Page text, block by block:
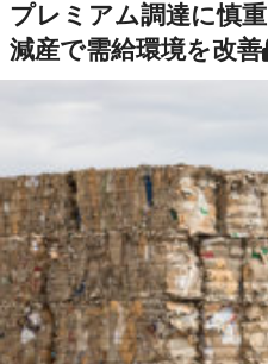
プレミアム調達に慎重
減産で需給環境を改善